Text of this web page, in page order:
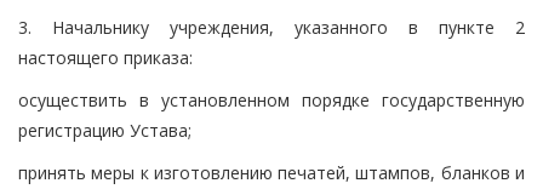
3. Начальнику учреждения, указанного в пункте 2
настоящего приказа:
осуществить в установленном порядке государственную
регистрацию Устава;
принять меры к изготовлению печатей, штампов, бланков и